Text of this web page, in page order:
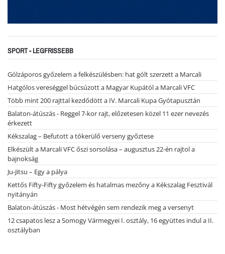
SPORT - LEGFRISSEBB
Gólzáporos győzelem a felkészülésben: hat gólt szerzett a Marcali
Hatgólos vereséggel búcsúzott a Magyar Kupától a Marcali VFC
Több mint 200 rajttal kezdődött a IV. Marcali Kupa Gyótapusztán
Balaton-átúszás - Reggel 7-kor rajt, előzetesen közel 11 ezer nevezés
érkezett
Kékszalag – Befutott a tókerülő verseny győztese
Elkészült a Marcali VFC őszi sorsolása – augusztus 22-én rajtol a
bajnokság
Ju-Jitsu – Egy a pálya
Kettős Fifty-Fifty győzelem és hatalmas mezőny a Kékszalag Fesztivál
nyitányán
Balaton-átúszás - Most hétvégén sem rendezik meg a versenyt
12 csapatos lesz a Somogy Vármegyei I. osztály, 16 együttes indul a II.
osztályban